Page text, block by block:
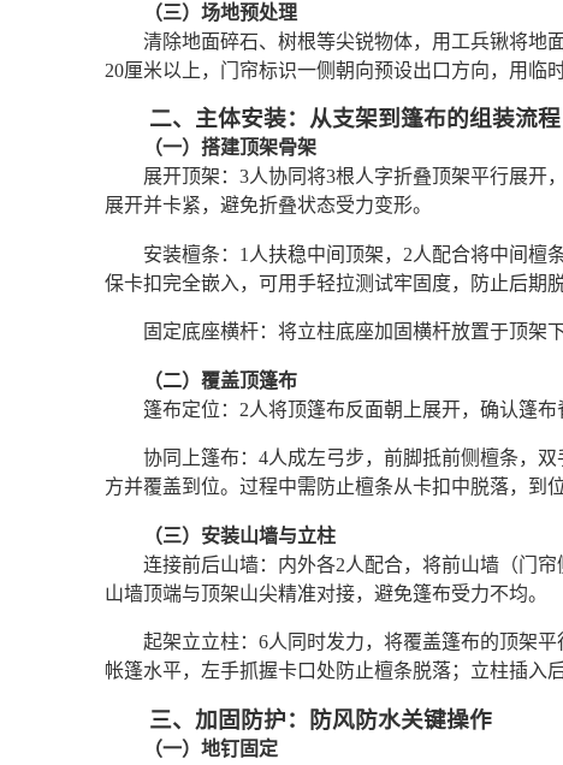
（三）场地预处理
清除地面碎石、树根等尖锐物体，用工兵锹将地
20厘米以上，门帘标识一侧朝向预设出口方向，用临
二、主体安装：从支架到篷布的组装流程
（一）搭建顶架骨架
展开顶架：3人协同将3根人字折叠顶架平行展开
展开并卡紧，避免折叠状态受力变形。
安装檀条：1人扶稳中间顶架，2人配合将中间檀
保卡扣完全嵌入，可用手轻拉测试牢固度，防止后期脱
固定底座横杆：将立柱底座加固横杆放置于顶架
（二）覆盖顶篷布
篷布定位：2人将顶篷布反面朝上展开，确认篷
协同上篷布：4人成左弓步，前脚抵前侧檀条，
方并覆盖到位。过程中需防止檀条从卡扣中脱落，到
（三）安装山墙与立柱
连接前后山墙：内外各2人配合，将前山墙（门
山墙顶端与顶架山尖精准对接，避免篷布受力不均。
起架立立柱：6人同时发力，将覆盖篷布的顶架
帐篷水平，左手抓握卡口处防止檀条脱落；立柱插入
三、加固防护：防风防水关键操作
（一）地钉固定